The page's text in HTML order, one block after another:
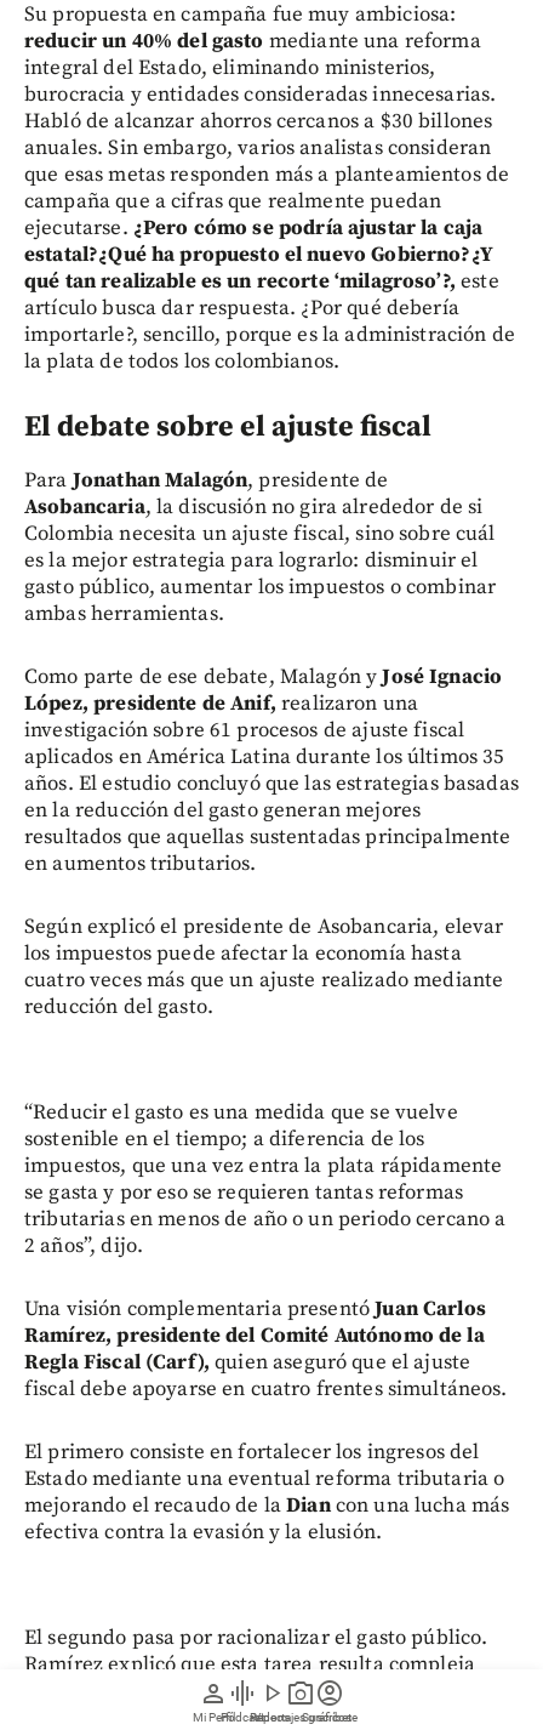
person
Mi Perfil
graphic_eq
Pódcast
play_arrow
Videos
photo_camera
Reportajes gráficos
account_circle
Suscríbete
Su propuesta en campaña fue muy ambiciosa:
reducir un 40% del gasto mediante una reforma
integral del Estado, eliminando ministerios,
burocracia y entidades consideradas innecesarias.
Habló de alcanzar ahorros cercanos a $30 billones
anuales. Sin embargo, varios analistas consideran
que esas metas responden más a planteamientos de
campaña que a cifras que realmente puedan
ejecutarse. ¿Pero cómo se podría ajustar la caja
estatal?¿Qué ha propuesto el nuevo Gobierno?¿Y
qué tan realizable es un recorte ‘milagroso’?, este
artículo busca dar respuesta. ¿Por qué debería
importarle?, sencillo, porque es la administración de
la plata de todos los colombianos.
El debate sobre el ajuste fiscal
ParaJonathan Malagón, presidente de
Asobancaria, la discusión no gira alrededor de si
Colombia necesita un ajuste fiscal, sino sobre cuál
es la mejor estrategia para lograrlo: disminuir el
gasto público, aumentar los impuestos o combinar
ambas herramientas.
Como parte de ese debate, Malagón yJosé Ignacio
López, presidente de Anif,realizaron una
investigación sobre 61 procesos de ajuste fiscal
aplicados en América Latina durante los últimos 35
años. El estudio concluyó que las estrategias basadas
en la reducción del gasto generan mejores
resultados que aquellas sustentadas principalmente
en aumentos tributarios.
Según explicó el presidente de Asobancaria, elevar
los impuestos puede afectar la economía hasta
cuatro veces más que un ajuste realizado mediante
reducción del gasto.
“Reducir el gasto es una medida que se vuelve
sostenible en el tiempo; a diferencia de los
impuestos, que una vez entra la plata rápidamente
se gasta y por eso se requieren tantas reformas
tributarias en menos de año o un periodo cercano a
2 años”, dijo.
Una visión complementaria presentóJuan Carlos
Ramírez, presidente del Comité Autónomo de la
Regla Fiscal (Carf), quien aseguró que el ajuste
fiscal debe apoyarse en cuatro frentes simultáneos.
El primero consiste en fortalecer los ingresos del
Estado mediante una eventual reforma tributaria o
mejorando el recaudo de laDiancon una lucha más
efectiva contra la evasión y la elusión.
El segundo pasa por racionalizar el gasto público.
Ramírez explicó que esta tarea resulta compleja
debido a las obligaciones constitucionales, legales y
administrativas que limitan la capacidad del